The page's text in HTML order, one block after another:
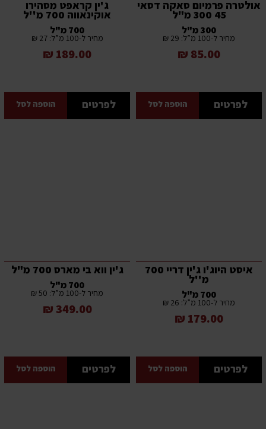
אולטרה פרמיום סאקה דסאי
45 300 מ"ל
300 מ"ל
מחיר ל-100 מ”ל: 29 ₪
85.00 ₪
לפרטים הוספה לסל
ג'ין קראפט מסהירו
אוקינאווה 700 מ''ל
700 מ"ל
מחיר ל-100 מ”ל: 27 ₪
189.00 ₪
לפרטים הוספה לסל
איסט היוג'ו ג'ין דריי 700
מ''ל
700 מ"ל
מחיר ל-100 מ”ל: 26 ₪
179.00 ₪
לפרטים הוספה לסל
ג'ין ווא בי מארס 700 מ"ל
700 מ"ל
מחיר ל-100 מ”ל: 50 ₪
349.00 ₪
לפרטים הוספה לסל